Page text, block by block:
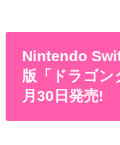
Nintendo
版「ドラゴン
月30日発売!